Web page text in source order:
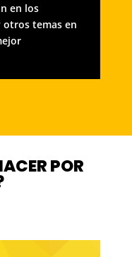
en los
temas en
POR